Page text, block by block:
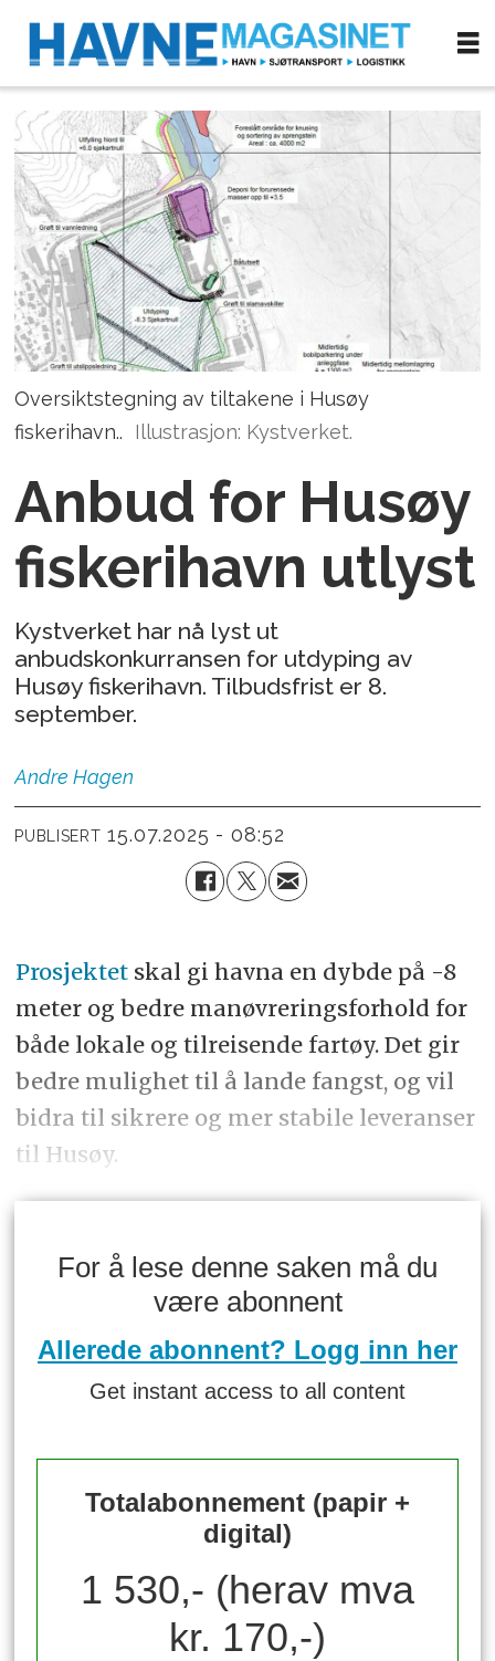
Oversiktstegning av tiltakene i Husøy
fiskerihavn..
Illustrasjon: Kystverket.
Anbud for Husøy
fiskerihavn utlyst
Kystverket har nå lyst ut
anbudskonkurransen for utdyping av
Husøy fiskerihavn. Tilbudsfrist er 8.
september.
Andre Hagen
PUBLISERT 15.07.2025 - 08:52
Prosjektetskal gi havna en dybde på -8
meter og bedre manøvreringsforhold for
både lokale og tilreisende fartøy. Det gir
bedre mulighet til å lande fangst, og vil
bidra til sikrere og mer stabile leveranser
til Husøy.
For å lese denne saken må du
være abonnent
Allerede abonnent? Logg inn her
Get instant access to all content
Totalabonnement (papir +
digital)
1 530,- (herav mva
kr. 170,-)